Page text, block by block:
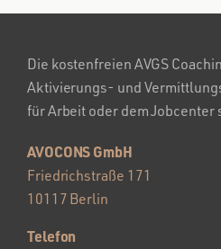
Die kostenfreien AVGS
Aktivierungs- und
für Arbeit oder dem Jobcenter
AVOCONS GmbH
Friedrichstraße 171
10117 Berlin
Telefon